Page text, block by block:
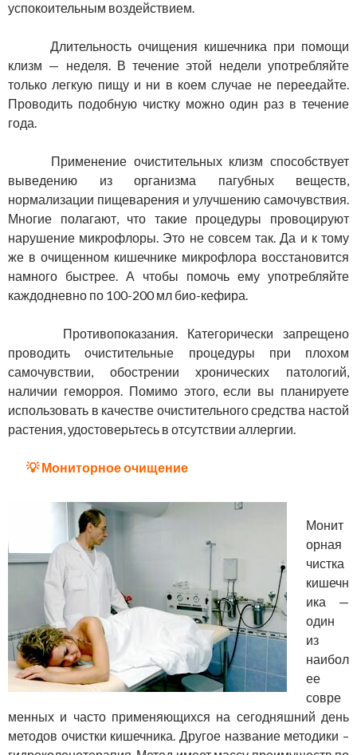
успокоительным воздействием.
Длительность очищения кишечника при помощи
клизм — неделя. В течение этой недели употребляйте
только легкую пищу и ни в коем случае не переедайте.
Проводить подобную чистку можно один раз в течение
года.
Применение очистительных клизм способствует
выведению из организма пагубных веществ,
нормализации пищеварения и улучшению самочувствия.
Многие полагают, что такие процедуры провоцируют
нарушение микрофлоры. Это не совсем так. Да и к тому
же в очищенном кишечнике микрофлора восстановится
намного быстрее. А чтобы помочь ему употребляйте
каждодневно по 100-200 мл био-кефира.
Противопоказания. Категорически запрещено
проводить очистительные процедуры при плохом
самочувствии, обострении хронических патологий,
наличии геморроя. Помимо этого, если вы планируете
использовать в качестве очистительного средства настой
растения, удостоверьтесь в отсутствии аллергии.
💡 Мониторное очищение
Монит
орная
чистка
кишечн
ика —
один
из
наибол
ее
совре
менных и часто применяющихся на сегодняшний день
методов очистки кишечника. Другое название методики –